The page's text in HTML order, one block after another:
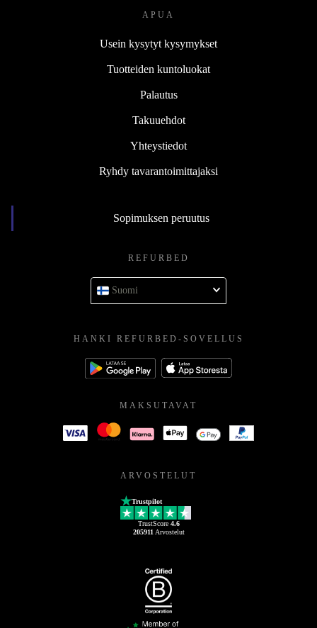
APUA
Usein kysytyt kysymykset
Tuotteiden kuntoluokat
Palautus
Takuuehdot
Yhteystiedot
Ryhdy tavarantoimittajaksi
Sopimuksen peruutus
REFURBED
Suomi
HANKI REFURBED-SOVELLUS
MAKSUTAVAT
ARVOSTELUT
Trustpilot
TrustScore 4.6
205911 Arvostelut